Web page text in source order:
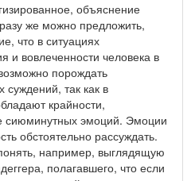
объяснение
же можно предложить,
что в ситуациях
и вовлеченности человека в
порождать
так как в
крайности,
сиюминутных эмоций. Эмоции
обстоятельно рассуждать.
например, выглядящую
полагавшего, что если